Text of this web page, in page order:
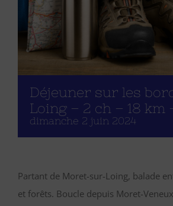
Déjeuner sur les
Loing – 2 ch – 18 km
dimanche 2 juin 2024
Partant de Moret-sur-Loing, balade
et forêts. Boucle depuis Moret-